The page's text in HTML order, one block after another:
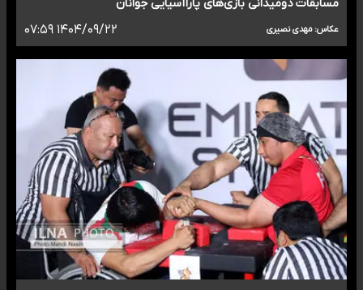
مسابقات دومیدانی بازی‌های پاراآسیایی جوانان
عکاس: مهدی نصیری ۱۴۰۴/۰۹/۲۲ ۰۷:۵۹